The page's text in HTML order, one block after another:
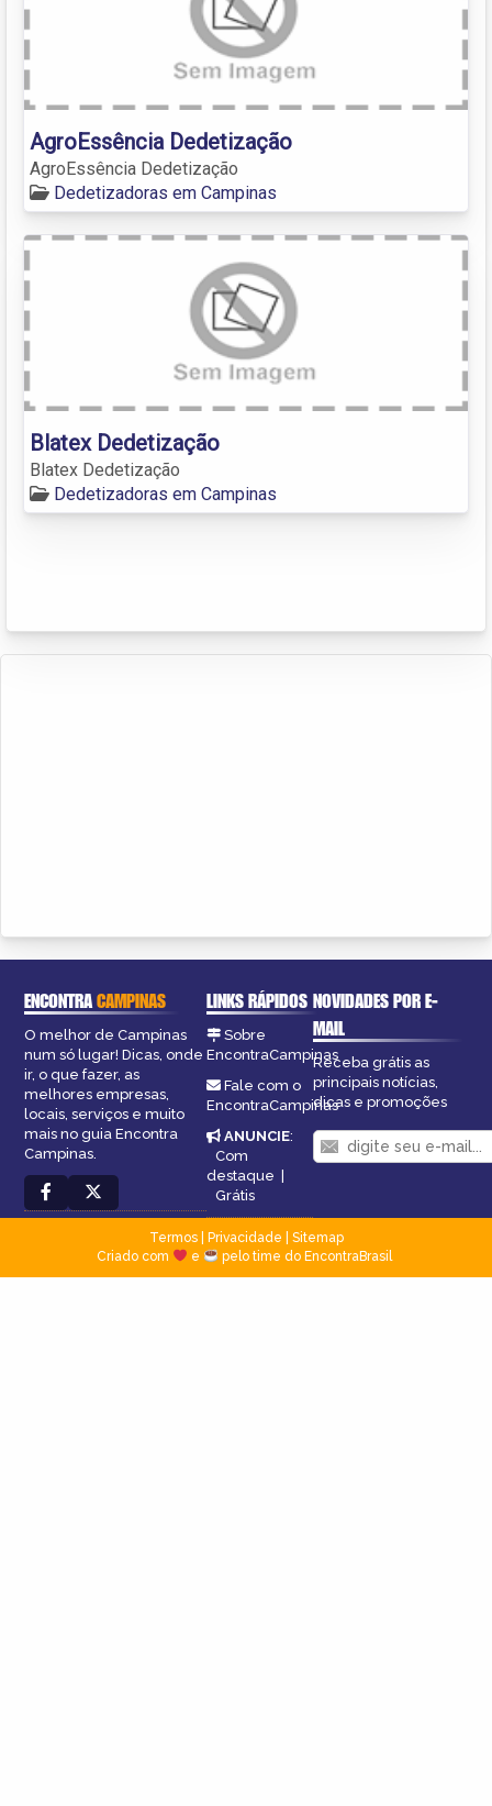
AgroEssência Dedetização
AgroEssência Dedetização
Dedetizadoras em Campinas
Blatex Dedetização
Blatex Dedetização
Dedetizadoras em Campinas
ENCONTRACAMPINAS
O melhor de Campinas
num só lugar! Dicas, onde
ir, o que fazer, as
melhores empresas,
locais, serviços e muito
mais no guia Encontra
Campinas.
LINKS RÁPIDOS
Sobre
EncontraCampinas
Fale com o
EncontraCampinas
ANUNCIE:
Com
destaque |
Grátis
NOVIDADES POR E-
MAIL
Receba grátis as
principais notícias,
dicas e promoções
Termos| Privacidade
Sitemap
Criado com
e pelo time do EncontraBrasil